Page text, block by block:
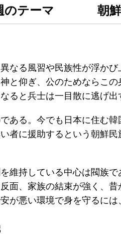
週のテーマ 朝鮮
なる風習や民族性が浮か
と仰ぎ、公のためならこ
ると兵士は一目散に逃げ出
ある。今でも日本に住む
者に援助するという朝鮮
維持している中心は閥族
面、家族の結束が強く、
が悪い環境で身を守るに